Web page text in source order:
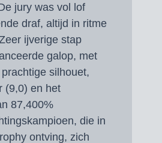
jury was vol lof
draf, altijd in ritme
ijverige stap
galop, met
silhouet,
(9,0) en het
87,400%
die in
ontving, zich